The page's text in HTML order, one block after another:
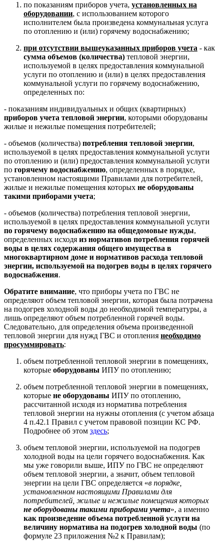
по показаниям приборов учета, установленных на
оборудовании, с использованием которого
исполнителем была произведена коммунальная услуга
по отоплению и (или) горячему водоснабжению;
при отсутствии вышеуказанных приборов учета - как
сумма объемов (количества) тепловой энергии,
используемой в целях предоставления коммунальной
услуги по отоплению и (или) в целях предоставления
коммунальной услуги по горячему водоснабжению,
определенных по:
- показаниям индивидуальных и общих (квартирных)
приборов учета тепловой энергии, которыми оборудованы
жилые и нежилые помещения потребителей;
- объемов (количества) потребления тепловой энергии,
используемой в целях предоставления коммунальной услуги
по отоплению и (или) предоставления коммунальной услуги
по горячему водоснабжению, определенных в порядке,
установленном настоящими Правилами для потребителей,
жилые и нежилые помещения которых не оборудованы
такими приборами учета;
- объемов (количества) потребления тепловой энергии,
используемой в целях предоставления коммунальной услуги
по горячему водоснабжению на общедомовые нужды,
определенных исходя из нормативов потребления горячей
воды в целях содержания общего имущества в
многоквартирном доме и нормативов расхода тепловой
энергии, используемой на подогрев воды в целях горячего
водоснабжения.
Обратите внимание, что приборы учета по ГВС не
определяют объем тепловой энергии, которая была потрачена
на подогрев холодной воды до необходимой температуры, а
лишь определяют объем потребленной горячей воды.
Следовательно, для определения объема произведенной
тепловой энергии для нужд ГВС и отопления необходимо
просуммировать:
объем потребленной тепловой энергии в помещениях,
которые оборудованы ИПУ по отоплению;
объем потребленной тепловой энергии в помещениях,
которые не оборудованы ИПУ по отоплению,
рассчитанной исходя из норматива потребления
тепловой энергии на нужны отопления (с учетом абзаца
4 п.42.1 Правил с учетом правовой позиции КС РФ.
Подробнее об этом здесь;
объем тепловой энергии, используемой на подогрев
холодной воды на цели горячего водоснабжения. Как
мы уже говорили выше, ИПУ по ГВС не определяют
объем тепловой энергии, а значит, объем тепловой
энергии на цели ГВС определяется «в порядке,
установленном настоящими Правилами для
потребителей, жилые и нежилые помещения которых
не оборудованы такими приборами учета», а именно
как произведение объема потребленной услуги на
величину норматива на подогрев холодной воды (по
формуле 23 приложения №2 к Правилам);